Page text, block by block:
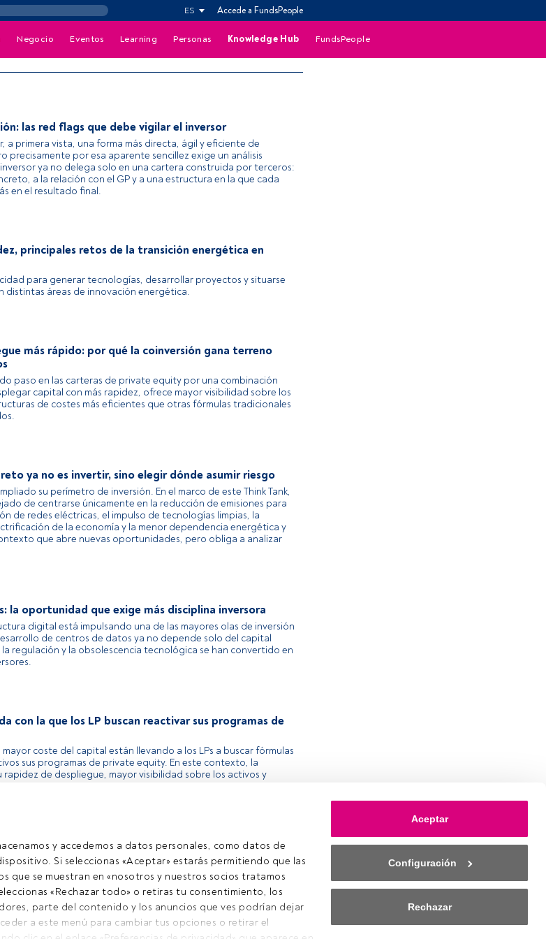
y accedemos a datos personales, como datos de
Si seleccionas «Aceptar» estarás permitiendo que las
se muestran en «nosotros y nuestros socios tratamos
«Rechazar todo» o retiras tu consentimiento, los
parte del contenido y los anuncios que ves podrían dejar
a este menú para cambiar tus opciones o retirar el
Aceptar
Configuración
Rechazar
ES Accede a FundsPeople
Negocio Eventos Learning Personas Knowledge Hub FundsPeople
las red flags que debe vigilar el inversor
a primera vista, una forma más directa, ágil y eficiente de
precisamente por esa aparente sencillez exige un análisis
ya no delega solo en una cartera construida por terceros:
a la relación con el GP y a una estructura en la que cada
en el resultado final.
principales retos de la transición energética en
para generar tecnologías, desarrollar proyectos y situarse
distintas áreas de innovación energética.
más rápido: por qué la coinversión gana terreno
paso en las carteras de private equity por una combinación
capital con más rapidez, ofrece mayor visibilidad sobre los
de costes más eficientes que otras fórmulas tradicionales
ya no es invertir, sino elegir dónde asumir riesgo
su perímetro de inversión. En el marco de este Think Tank,
de centrarse únicamente en la reducción de emisiones para
de redes eléctricas, el impulso de tecnologías limpias, la
de la economía y la menor dependencia energética y
que abre nuevas oportunidades, pero obliga a analizar
la oportunidad que exige más disciplina inversora
digital está impulsando una de las mayores olas de inversión
de centros de datos ya no depende solo del capital
regulación y la obsolescencia tecnológica se han convertido en
con la que los LP buscan reactivar sus programas de
coste del capital están llevando a los LPs a buscar fórmulas
sus programas de private equity. En este contexto, la
rapidez de despliegue, mayor visibilidad sobre los activos y
más noticias
Quiénes somos
Regístrate
Cookies
Configuración de cookies